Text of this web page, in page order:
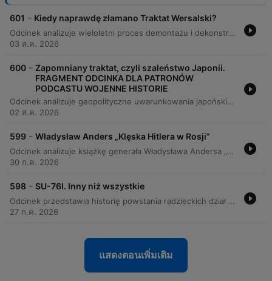
601 - Kiedy naprawdę złamano Traktat Wersalski?
Odcinek analizuje wieloletni proces demontażu i dekonstrukcji traktatu wersalskiego, wskazując, że nie był to pojedynczy akt, lecz stopniowe łamanie kolejnych postanowień przez różne mocarstwa oraz Niemcy. Autor szczegółowo omawia aspekty polityczne, terytorialne i gospodarcze dokumentu, od kwestii Ligi Narodów i granic, po nierealne zapisy dotyczące reparacji i zbrojeń. Analiza pokazuje, jak błędy mocarstw zachodnich, brak udziału kluczowych potęg oraz kwestionowanie zapisów traktatu przyczyniły się do niestabilności międzynarodowej. Proces ten doprowadził ostatecznie do upadku ładu wersalskiego, zniszczenia postanowień rozbrojeniowych i destabilizacji bezpieczeństwa, co miało tragiczne skutki dla Europy oraz II Rzeczypospolitej.
03 ส.ค. 2026
600 - Zapomniany traktat, czyli szaleństwo Japonii.
FRAGMENT ODCINKA DLA PATRONÓW
PODCASTU WOJENNE HISTORIE
Odcinek analizuje geopolityczne uwarunkowania japońskiego ekspansjonizmu na początku XX wieku, koncentrując się na narastającym konflikcie interesów między Japonią, Chinami a mocarstwami zachodnimi, takimi jak USA i Wielka Brytania. Prelegent omawia proces wycofywania się brytyjskiego sojuszu z Japonią oraz strategiczne dążenia Japonii do dominacji w Chinach poprzez wykorzystanie osłabienia mocarstw europejskich podczas I wojny światowej. Analiza obejmuje działania militarne Japonii na półwyspie Shantung, zajęcie niemieckich kolonii oraz mechanizm japońskich żądań gospodarczych opartych na szantażu militarnym. Tekst wskazuje na ciągłość strategii japońskiej, łącząc wydarzenia z lat 1914-1915 z późniejszą agresją w trakcie II wojny światowej.
02 ส.ค. 2026
599 - Władysław Anders „Klęska Hitlera w Rosji”
Odcinek analizuje książkę generała Władysława Andersa „Klęska Hitlera w Rosji 1941-1945” oraz debatę historyczną dotyczącą przyczyn zwycięstwa Związku Radzieckiego i roli aliantów zachodnich. Autorzy badają wpływ powojennej propagandy niemieckich generałów na zniekształcenie obrazu II wojny światowej, podważając mity o doskonałości Wehrmachtu. Analiza skupia się na konfrontacji perspektywy Andersa z rzeczywistością logistyczną i gospodarczą. Argumentuje się, że porażka III Rzeszy nie wynikała jedynie z błędów strategicznych Hitlera, lecz przede wszystkim z braku zdolności przemysłowej Niemiec oraz kluczowego znaczenia potencjału gospodarczego USA i programu Lend-Lease.
30 ก.ค. 2026
598 - SU-76I. Inny niż wszystkie
Odcinek przedstawia historię powstania radzieckich dział samobieżnych na bazie niemieckich podwozi, ze szczególnym uwzględnieniem pojazdów SU-76i oraz SG-122. Autor wyjaśnia proces adaptacji zdobycznego sprzętu Panzer III przez radzieckie zakłady w celu wzmocnienia potencjału Armii Czerwonej w krytycznym okresie wojny. Szczegółowo opisano proces powstawania SU-76i jako improwizowanej konstrukcji opartej na zdobycznych czołgach Panzer III. Tekst omawia techniczne aspekty produkcji w zakładach nr 37, trudności z obsługą niemieckiej techniki przez radzieckie załogi oraz krótkotrwałe użycie tego pojazdu typu ersatz podczas kampanii 1943 roku.
27 ก.ค. 2026
แสดงตอนเพิ่มเติม